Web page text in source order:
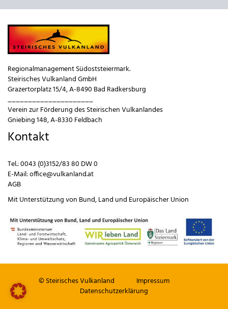
Regionalmanagement Südoststeiermark.
Steirisches Vulkanland GmbH
Grazertorplatz 15/4, A-8490 Bad Radkersburg
_____________________
Verein zur Förderung des Steirischen Vulkanlandes
Gniebing 148, A-8330 Feldbach
Kontakt
Tel.:0043 (0)3152/83 80 DW 0
E-Mail:office@vulkanland.at
AGB
Mit Unterstützung von Bund,Land und Europäischer Union
© Steirisches Vulkanland
Impressum
Datenschutzerklärung